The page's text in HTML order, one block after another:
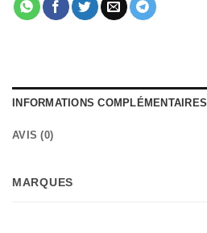
INFORMATIONS COMPLÉMENTAIRES
AVIS (0)
MARQUES